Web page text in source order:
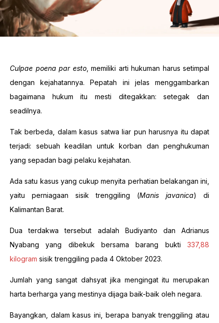
Culpae poena par esto, memiliki arti hukuman harus setimpal
dengan kejahatannya. Pepatah ini jelas menggambarkan
bagaimana hukum itu mesti ditegakkan: setegak dan
seadilnya.
Tak berbeda, dalam kasus satwa liar pun harusnya itu dapat
terjadi: sebuah keadilan untuk korban dan penghukuman
yang sepadan bagi pelaku kejahatan.
Ada satu kasus yang cukup menyita perhatian belakangan ini,
yaitu perniagaan sisik trenggiling (Manis javanica) di
Kalimantan Barat.
Dua terdakwa tersebut adalah Budiyanto dan Adrianus
Nyabang yang dibekuk bersama barang bukti 337,88
kilogram sisik trenggiling pada 4 Oktober 2023.
Jumlah yang sangat dahsyat jika mengingat itu merupakan
harta berharga yang mestinya dijaga baik-baik oleh negara.
Bayangkan, dalam kasus ini, berapa banyak trenggiling atau